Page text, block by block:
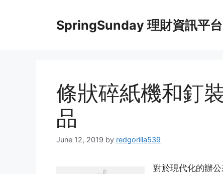
SpringSunday 理財資訊平台
條狀碎紙機和釘
品
June 12, 2019 by redgorilla539
對於現代化的辦